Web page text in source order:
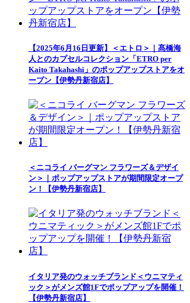
【2025年6月16日更新】＜エトロ＞｜髙橋海
人とのカプセルコレクション「ETRO per
Kaito Takahashi」のポップアップストアをオ
ープン【伊勢丹新宿店】
＜ニコライ バーグマン フラワーズ＆デザイ
ン＞｜ポップアップストアが期間限定オープ
ン！【伊勢丹新宿店】
イタリア発のウォッチブランド＜ウニマティ
ック＞がメンズ館1Fでポップアップを開催！
【伊勢丹新宿店】